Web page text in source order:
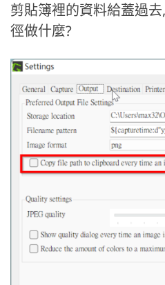
剪貼簿裡的資料給蓋過
徑做什麼?